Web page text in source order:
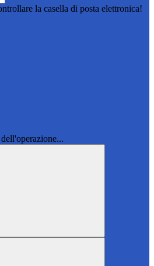
la casella di posta elettronica!